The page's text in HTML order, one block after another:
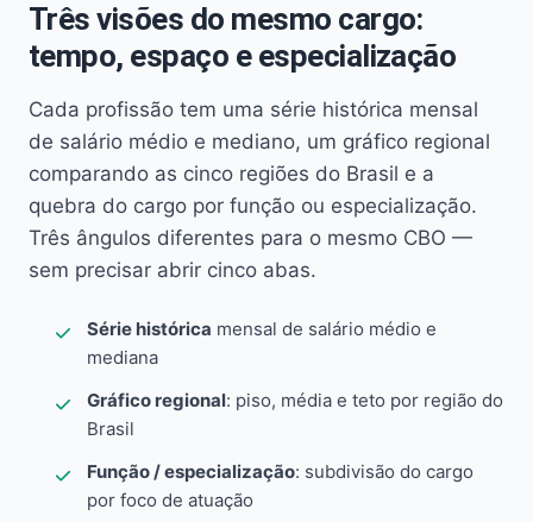
Três visões do mesmo cargo:
tempo, espaço e especialização
Cada profissão tem uma série histórica mensal
de salário médio e mediano, um gráfico regional
comparando as cinco regiões do Brasil e a
quebra do cargo por função ou especialização.
Três ângulos diferentes para o mesmo CBO —
sem precisar abrir cinco abas.
Série histórica mensal de salário médio e
mediana
Gráfico regional: piso, média e teto por região do
Brasil
Função / especialização: subdivisão do cargo
por foco de atuação